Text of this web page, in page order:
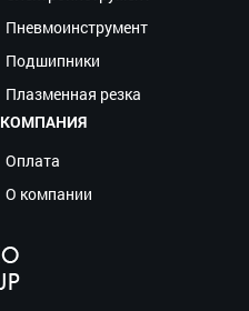
Пневмоинструмент
Подшипники
Плазменная резка
КОМПАНИЯ
Оплата
О компании